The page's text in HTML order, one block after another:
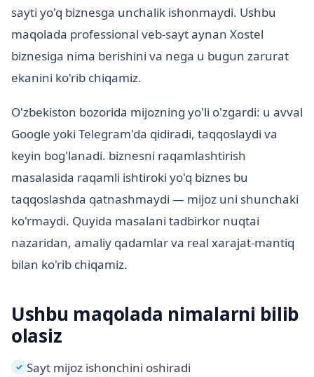
sayti yo'q biznesga unchalik ishonmaydi. Ushbu
maqolada professional veb-sayt aynan Xostel
biznesiga nima berishini va nega u bugun zarurat
ekanini ko'rib chiqamiz.
O'zbekiston bozorida mijozning yo'li o'zgardi: u avval
Google yoki Telegram'da qidiradi, taqqoslaydi va
keyin bog'lanadi. biznesni raqamlashtirish
masalasida raqamli ishtiroki yo'q biznes bu
taqqoslashda qatnashmaydi — mijoz uni shunchaki
ko'rmaydi. Quyida masalani tadbirkor nuqtai
nazaridan, amaliy qadamlar va real xarajat-mantiq
bilan ko'rib chiqamiz.
Ushbu maqolada nimalarni bilib
olasiz
✓ Sayt mijoz ishonchini oshiradi